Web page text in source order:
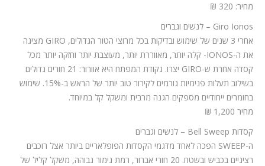
מחיר: 320 ₪
Giro Ionos – לנשים וגברים
אחרי 3 שנים של שימוש ובדיקות בכל מרוצי הטור הגדולים, GIRO מציגה
את ה-IONOS- קלה יותר, מאווררת יותר, מעוצבת יותר וחזקה יותר מכל
קסדה אחרת ש-GIRO יצרו. נקודת המפתח היא אוורור: 21 חורים גדולים
בשילוב תעלות פנימיות גורמים לקירור טוב יותר של הראש ב-15%. שימוש
בחומרים ייחודיים מספקים הגנה מרבית ומשקל קל במיוחד.
מחיר 1,200 ₪
קסדות Bell Sweep – לנשים וגברים
ה-SWEEP הפכה לאחד מדגמי הקסדות הפופלאריים ביותר אצל רוכבים
רציניים בכביש ובשטח. 20 חורי אברור, רמת גימור גבוהה, משקל קליל של